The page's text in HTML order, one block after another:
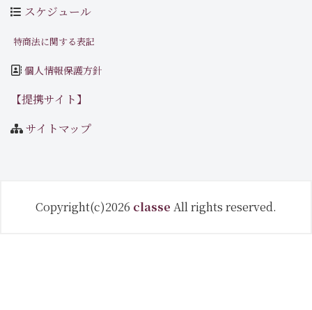
スケジュール
特商法に関する表記
個人情報保護方針
【提携サイト】
サイトマップ
Copyright(c)2026 classe All rights reserved.